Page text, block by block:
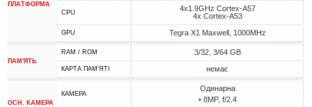
ПЛАТФОРМА
CPU
4x1.9GHz Cortex-A57
4x Cortex-A53
GPU Tegra X1 Maxwell, 1000MHz
ПАМ'ЯТЬ
RAM / ROM 3/32, 3/64 GB
КАРТА ПАМ'ЯТІ немає
ОСН. КАМЕРА
КАМЕРА
Одинарна
• 8MP, f/2.4